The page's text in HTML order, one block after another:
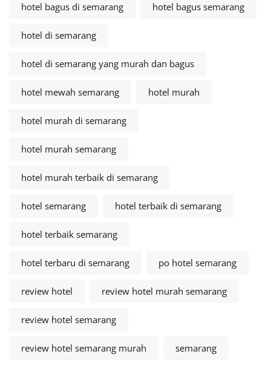
hotel bagus di semarang hotel bagus semarang
hotel di semarang
hotel di semarang yang murah dan bagus
hotel mewah semarang hotel murah
hotel murah di semarang
hotel murah semarang
hotel murah terbaik di semarang
hotel semarang hotel terbaik di semarang
hotel terbaik semarang
hotel terbaru di semarang po hotel semarang
review hotel review hotel murah semarang
review hotel semarang
review hotel semarang murah semarang